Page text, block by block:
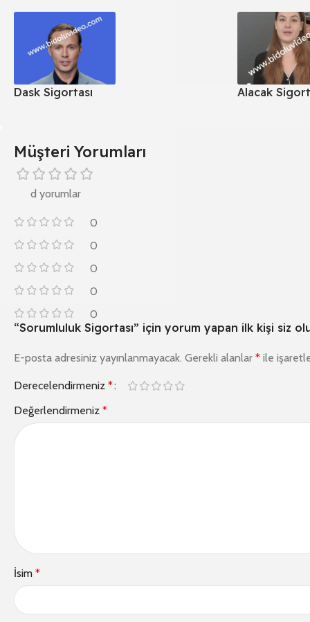
Dask Sigortası Alacak
Müşteri Yorumları
d yorumlar
0
0
0
0
0
“Sorumluluk Sigortası” için yorum yapan ilk kişi siz
E-posta adresiniz yayınlanmayacak. Gerekli alanlar * ile
Derecelendirmeniz *
Değerlendirmeniz *
İsim *